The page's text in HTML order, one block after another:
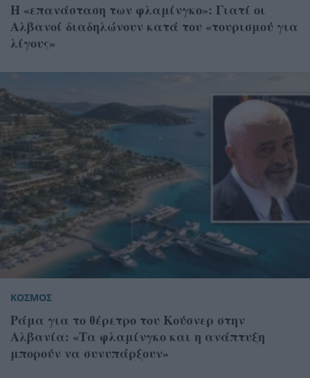
Η «επανάσταση των φλαμίνγκο»: Γιατί οι
Αλβανοί διαδηλώνουν κατά του «τουρισμού για
λίγους»
ΚΟΣΜΟΣ
Ράμα για το θέρετρο του Κούσνερ στην
Αλβανία: «Τα φλαμίνγκο και η ανάπτυξη
μπορούν να συνυπάρξουν»